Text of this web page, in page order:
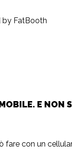
by FatBooth
E NON
fare con un